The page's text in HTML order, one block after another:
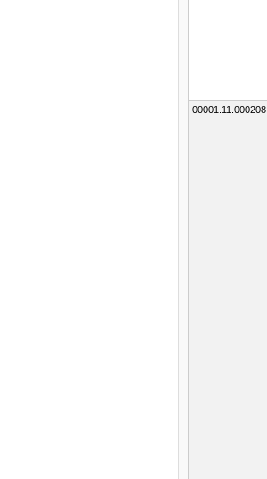
00001.11.000208